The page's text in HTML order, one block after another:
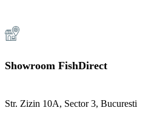
Showroom FishDirect
Str. Zizin 10A, Sector 3, Bucuresti